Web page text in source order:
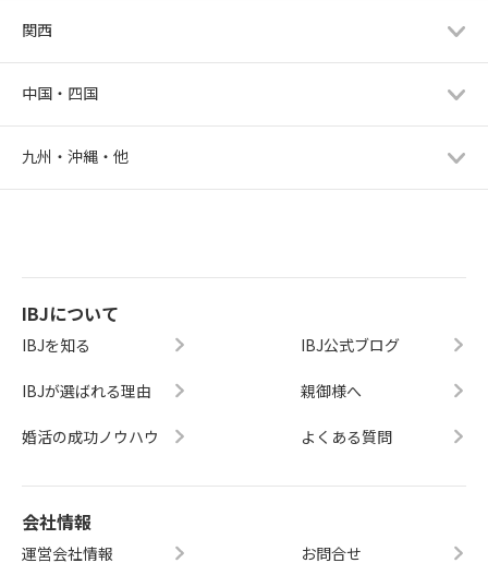
関西
中国・四国
九州・沖縄・他
IBJについて
IBJを知る
IBJが選ばれる理由
婚活の成功ノウハウ
IBJ公式ブログ
親御様へ
よくある質問
会社情報
運営会社情報 お問合せ